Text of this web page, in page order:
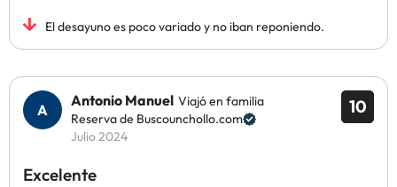
El desayuno es poco variado y no iban reponiendo.
10
Antonio Manuel Viajó en familia
Reserva de Buscounchollo.com
Julio 2024
Excelente